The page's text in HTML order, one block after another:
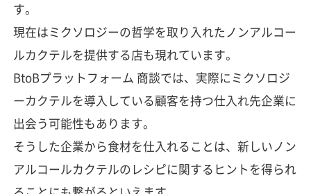
す。
現在はミクソロジーの哲学を取り入れたノンアルコー
ルカクテルを提供する店も現れています。
BtoBプラットフォーム 商談では、実際にミクソロジ
ーカクテルを導入している顧客を持つ仕入れ先企業に
出会う可能性もあります。
そうした企業から食材を仕入れることは、新しいノン
アルコールカクテルのレシピに関するヒントを得られ